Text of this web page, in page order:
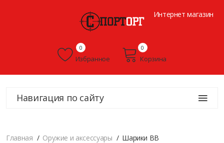
Интернет магазин
Избранное
0
Корзина
0
Навигация по сайту
Главная Оружие и аксессуары Шарики BB